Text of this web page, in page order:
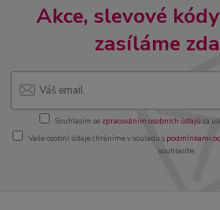
Akce, slevové
zasíláme
Souhlasím se zpracováním osobních údajůza
Vaše osobní údaje chráníme v souladu s podmínkami
souhlasíte.